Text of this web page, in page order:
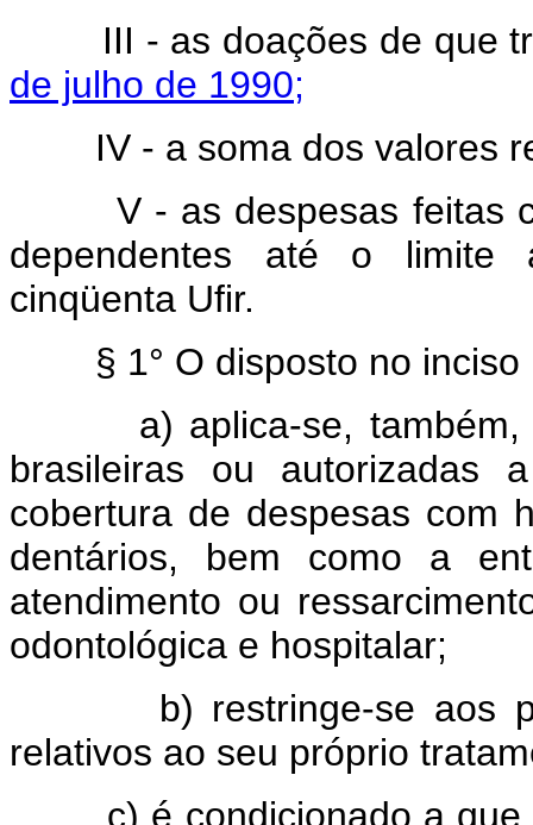
III - as doações de que
de julho de 1990;
IV - a soma dos valores
V - as despesas feitas
dependentes até o limite
cinqüenta Ufir.
§ 1° O disposto no inciso
a) aplica-se, também,
brasileiras ou autorizadas
cobertura de despesas com
dentários, bem como a
atendimento ou
odontológica e hospitalar;
b) restringe-se aos
relativos ao seu próprio
c) é condicionado a que